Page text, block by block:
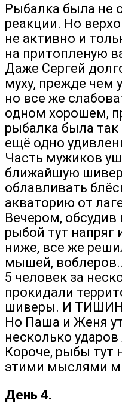
Рыбалка была не
реакции. Но
не активно и
на притопленую
Даже Сергей
муху, прежде чем
но все же
одном хорошем,
рыбалка была так
ещё одно
Часть мужиков
ближайшую
облавливать
акваторию от
Вечером, обсудив
рыбой тут напряг
ниже, все же
мышей,
5 человек за
прокидали
шиверы. И
Но Паша и Женя
несколько
Короче, рыбы тут
этими мыслями
День 4.